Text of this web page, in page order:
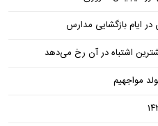
اشتباه در آن رخ می‌دهد
مواجهیم